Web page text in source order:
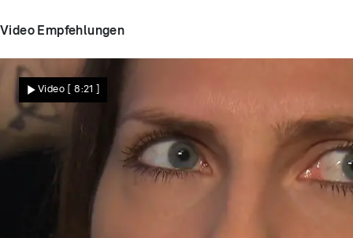
Video Empfehlungen
Video [ 8:21 ]